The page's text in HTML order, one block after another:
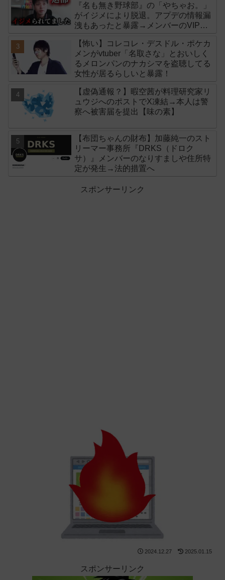
『名も無き野球部』の「やちゃお。」
がイジメにより脱退。アプデの情報漏
洩もあったと暴露→メンバーのVIPが
【怖い】コレコレ・デスドル・ポケカ
メンがvtuber「名取さな」とおいしく
るメロンパンのナカシマを盗聴してる
女性が居るらしいと暴露！
【虚偽通報？】暇空茜が料理研究家リ
ュウジへのポストでX凍結→本人は警
察へ被害届を提出【味の素】
【布団ちゃんの財布】加藤純一のスト
リーマー事務所『DRKS（ドロク
サ）』メンバーのなりすましや住所特
定が発生→法的措置へ
スポンサーリンク
2024.12.27 2025.01.15
スポンサーリンク